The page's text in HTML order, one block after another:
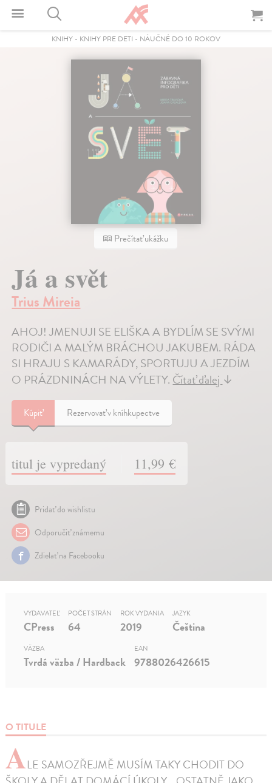
KNIHY - KNIHY PRE DETI - NÁUČNÉ DO 10 ROKOV
Prečítať ukážku
Já a svět
Trius Mireia
AHOJ! JMENUJI SE ELIŠKA A BYDLÍM SE SVÝMI
RODIČI A MALÝM BRÁCHOU JAKUBEM. RÁDA
SI HRAJU S KAMARÁDY, SPORTUJU A JEZDÍM
O PRÁZDNINÁCH NA VÝLETY. Čítať ďalej ↓
Kúpiť Rezervovať v kníhkupectve
titul je vypredaný 11,99 €
Pridať do wishlistu
Odporučiť známemu
Zdielať na Facebooku
O TITULE
ALE SAMOZŘEJMĚ MUSÍM TAKY CHODIT DO
VYDAVATEĽ
CPress
POČET STRÁN
64
ROK VYDANIA
2019
JAZYK
Čeština
VÄZBA
Tvrdá väzba / Hardback
EAN
9788026426615